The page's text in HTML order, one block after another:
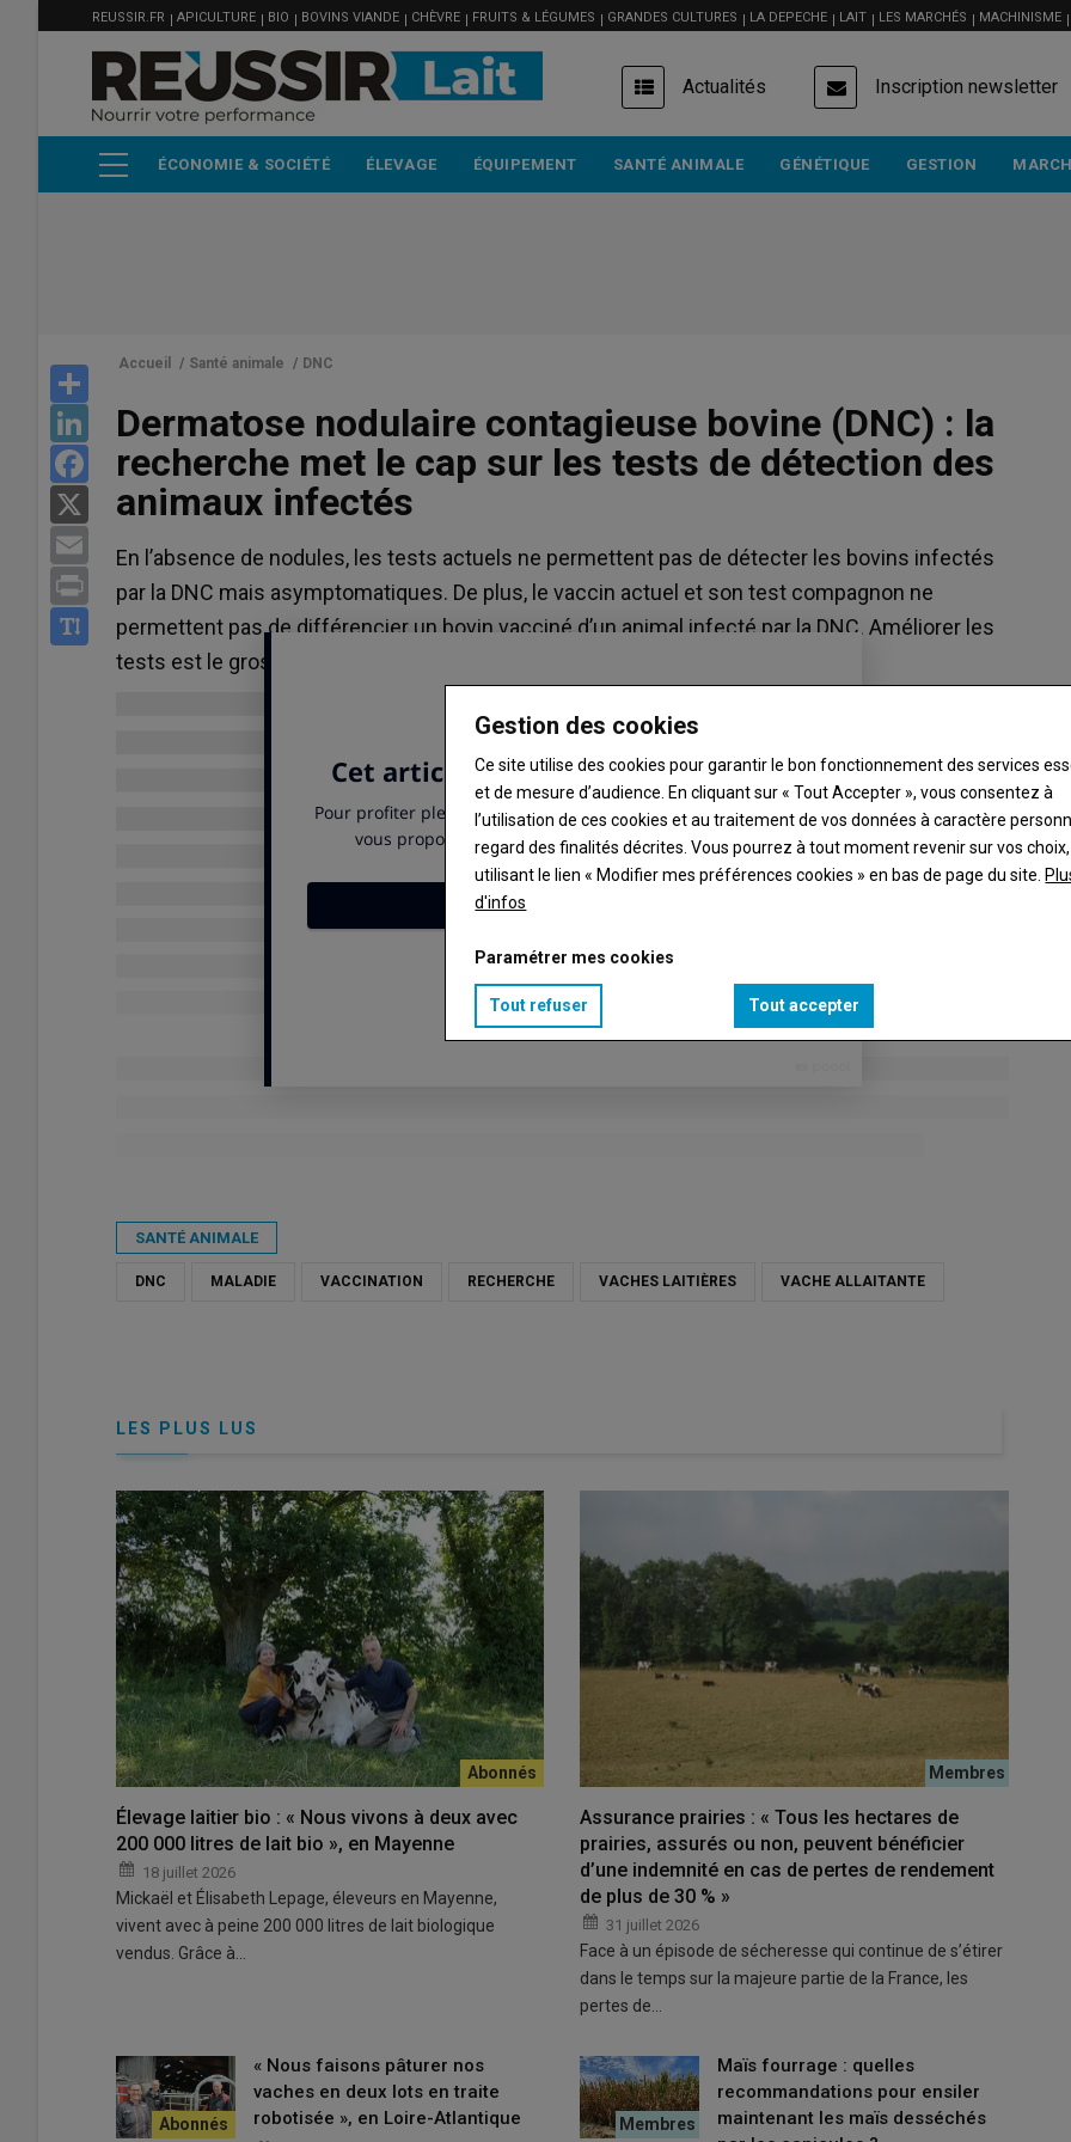
MENU
FILIÈRE
REUSSIR.FR APICULTURE BIO BOVINS VIANDE CHÈVRE FRUITS & LÉGUMES GRANDES CULTURES LA DEPECHE LAIT LES MARCHÉS MACHINISME
USER
ACCOUNT
MENU
Actualités Inscription newsletter
ÉCONOMIE & SOCIÉTÉ ÉLEVAGE ÉQUIPEMENT SANTÉ ANIMALE GÉNÉTIQUE GESTION
LinkedIn
Facebook
Print
Accueil / Santé animale / DNC
Dermatose nodulaire contagieuse bovine (DNC) : la
recherche met le cap sur les tests de détection des
animaux infectés
En l’absence de nodules, les tests actuels ne permettent pas de détecter les bovins infectés
par la DNC mais asymptomatiques. De plus, le vaccin actuel et son test compagnon ne
permettent pas de différencier un bovin vacciné d’un animal infecté par la DNC. Améliorer les
tests est le gros enjeu de la recherche, mais ce n’est pas le seul.
En avril, la ministre de l’Agriculture, Annie Genevard, et le ministre de la Recherche, Philippe Baptiste, ont annoncé le
lancement d’un programme prioritaire de recherche (45 millions d’euros, France 2030) pour accélérer la recherche en
santé animale en général, et les résultats d’un appel à projet ANR Flash « poxvirus.
© Ministère de l'Agriculture
Le problème avec les tests de dépistageactuels, est qu’ils ne peuvent pas détecter un animal infecté par un
responsable de ladermatose nodulaire contagieuse
(DNC) mais asymptomatique. Ils requièrent un prélèvement de
nodule , ce qui signifie présence de symptôme. Cela rend la maladie difficile à détecter car les asymptomatiques
peuvent représenter plus de la moitié du cheptel, et parce que la période d’incubation peut durer jusqu’à 28 jours,
pendant lesquels un animal apparemment sain peut servir de réservoir au virus.
Détecter les bovins infectés asymptomatiques
« Pour réagir plus vite face à la maladie, et pour pouvoir envisager l’abattage sélectif
, l’amélioration des tests de
SANTÉ ANIMALE
DNC MALADIE VACCINATION RECHERCHE VACHES LAITIÈRES VACHE ALLAITANTE
LES PLUS LUS
Élevage laitier bio : « Nous vivons à deux avec
200 000 litres de lait bio », en Mayenne
18 juillet 2026
Mickaël et Élisabeth Lepage, éleveurs en Mayenne,
vivent avec à peine 200 000 litres de lait biologique
vendus. Grâce à…
Assurance prairies : « Tous les hectares de
prairies, assurés ou non, peuvent bénéficier
d’une indemnité en cas de pertes de rendement
de plus de 30 % »
31 juillet 2026
Face à un épisode de sécheresse qui continue de s’étirer
dans le temps sur la majeure partie de la France, les
pertes de…
« Nous faisons pâturer nos
vaches en deux lots en traite
robotisée », en Loire-Atlantique
Maïs fourrage : quelles
recommandations pour ensiler
maintenant les maïs desséchés
Gestion des cookies
Ce site utilise des cookies pour garantir le bon fonctionnement des services
et de mesure d’audience. En cliquant sur « Tout Accepter », vous consentez à
l’utilisation de ces cookies et au traitement de vos données à caractère
regard des finalités décrites. Vous pourrez à tout moment revenir sur vos
utilisant le lien « Modifier mes préférences cookies » en bas de page du site.
d'infos
Paramétrer mes cookies
Tout refuser Tout accepter